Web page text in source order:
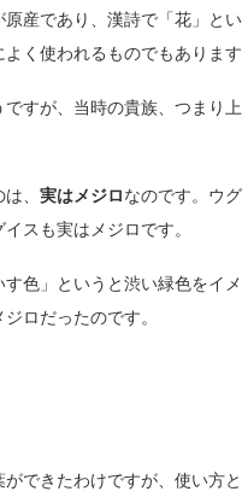
産であり、漢詩で「花」と
く使われるものでもあります
すが、当時の貴族、つまり
、 実はメジロ なのです。ウ
スも実はメジロです。
色」というと渋い緑色をイ
ロだったのです。
できたわけですが、使い方